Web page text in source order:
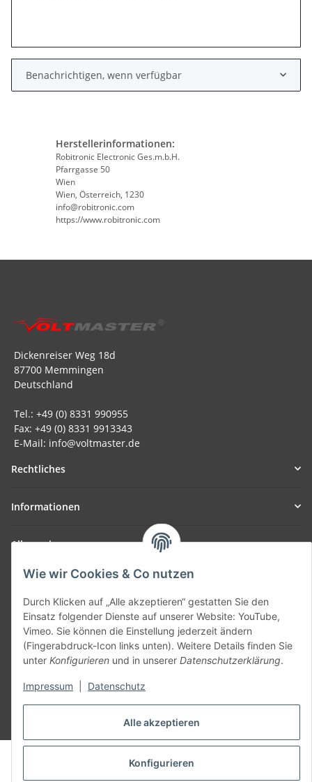
Alle akzeptieren
Konfigurieren
Wie wir Cookies & Co nutzen
Durch Klicken auf „Alle akzeptieren“ gestatten Sie den
Einsatz folgender Dienste auf unserer Website: YouTube,
Vimeo. Sie können die Einstellung jederzeit ändern
(Fingerabdruck-Icon links unten). Weitere Details finden Sie
unter Konfigurieren und in unserer Datenschutzerklärung.
Impressum Datenschutz
Benachrichtigen, wenn verfügbar
Herstellerinformationen:
Robitronic Electronic Ges.m.b.H.
Pfarrgasse 50
Wien
Wien, Österreich, 1230
info@robitronic.com
https://www.robitronic.com
Dickenreiser Weg 18d
87700 Memmingen
Deutschland
Tel.: +49 (0) 8331 990955
Fax: +49 (0) 8331 9913343
E-Mail: info@voltmaster.de
Rechtliches
Informationen
Allgemein
Teil unseres Netzwerks:
SmoliTec - Safety. Simplified. Worldwide. ( B2B Shop )
Vertrag widerrufen
* Alle Preise inkl. gesetzlicher USt., zzgl.Versand
© voltmaster.de
Powered byJTL-Shop